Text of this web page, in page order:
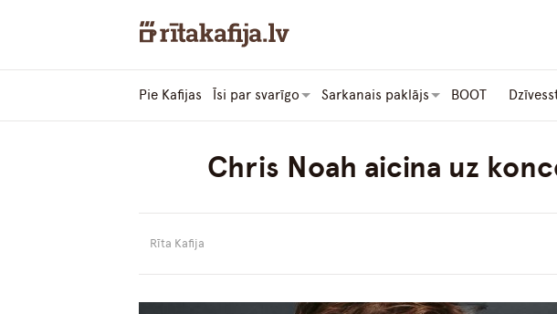
Pie Kafijas Īsi par svarīgo Sarkanais paklājs BOOT
Chris Noah aicina uz
Rīta Kafija